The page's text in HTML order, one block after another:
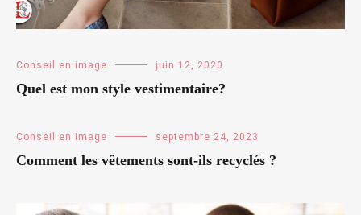
Conseil en image juin 12, 2020
Quel est mon style vestimentaire?
Conseil en image septembre 24, 2023
Comment les vêtements sont-ils recyclés ?